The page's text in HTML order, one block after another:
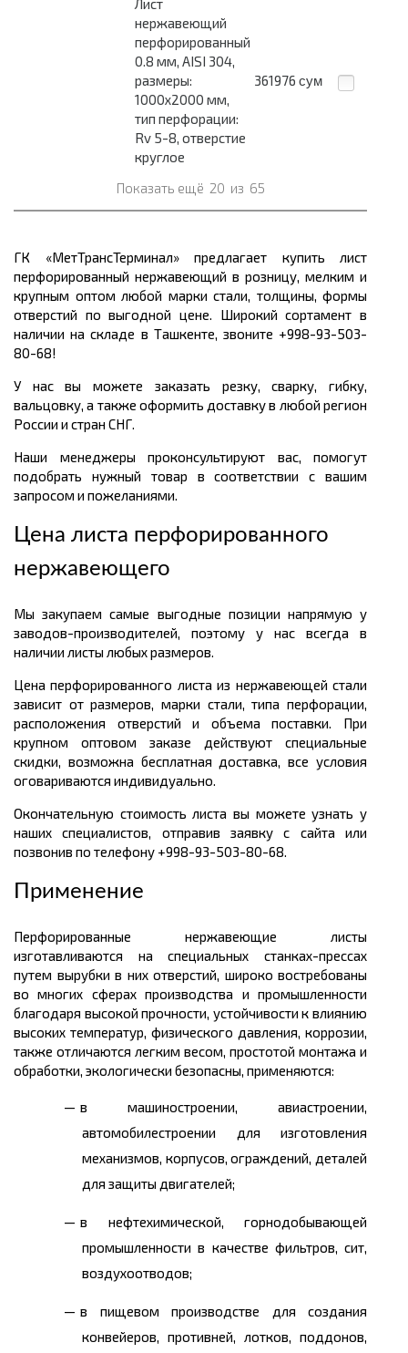
Лист
нержавеющий
перфорированный
0.8 мм, AISI 304,
размеры:
1000x2000 мм,
тип перфорации:
Rv 5-8, отверстие
круглое
361976 сум
Показать ещё 20 из 65
ГК «МетТрансТерминал» предлагает купить лист
перфорированный нержавеющий в розницу, мелким и
крупным оптом любой марки стали, толщины, формы
отверстий по выгодной цене. Широкий сортамент в
наличии на складе в Ташкенте, звоните +998-93-503-
80-68!
У нас вы можете заказать резку, сварку, гибку,
вальцовку, а также оформить доставку в любой регион
России и стран СНГ.
Наши менеджеры проконсультируют вас, помогут
подобрать нужный товар в соответствии с вашим
запросом и пожеланиями.
Цена листа перфорированного
нержавеющего
Мы закупаем самые выгодные позиции напрямую у
заводов-производителей, поэтому у нас всегда в
наличии листы любых размеров.
Цена перфорированного листа из нержавеющей стали
зависит от размеров, марки стали, типа перфорации,
расположения отверстий и объема поставки. При
крупном оптовом заказе действуют специальные
скидки, возможна бесплатная доставка, все условия
оговариваются индивидуально.
Окончательную стоимость листа вы можете узнать у
наших специалистов, отправив заявку с сайта или
позвонив по телефону +998-93-503-80-68.
Применение
Перфорированные нержавеющие листы
изготавливаются на специальных станках-прессах
путем вырубки в них отверстий, широко востребованы
во многих сферах производства и промышленности
благодаря высокой прочности, устойчивости к влиянию
высоких температур, физического давления, коррозии,
также отличаются легким весом, простотой монтажа и
обработки, экологически безопасны, применяются:
в машиностроении, авиастроении,
автомобилестроении для изготовления
механизмов, корпусов, ограждений, деталей
для защиты двигателей;
в нефтехимической, горнодобывающей
промышленности в качестве фильтров, сит,
воздухоотводов;
в пищевом производстве для создания
конвейеров, противней, лотков, поддонов,